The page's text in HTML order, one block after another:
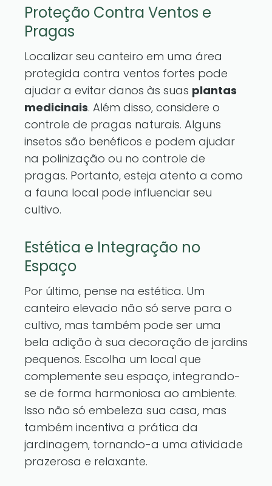
Proteção Contra Ventos e
Pragas
Localizar seu canteiro em uma área
protegida contra ventos fortes pode
ajudar a evitar danos às suas plantas
medicinais. Além disso, considere o
controle de pragas naturais. Alguns
insetos são benéficos e podem ajudar
na polinização ou no controle de
pragas. Portanto, esteja atento a como
a fauna local pode influenciar seu
cultivo.
Estética e Integração no
Espaço
Por último, pense na estética. Um
canteiro elevado não só serve para o
cultivo, mas também pode ser uma
bela adição à sua decoração de jardins
pequenos. Escolha um local que
complemente seu espaço, integrando-
se de forma harmoniosa ao ambiente.
Isso não só embeleza sua casa, mas
também incentiva a prática da
jardinagem, tornando-a uma atividade
prazerosa e relaxante.